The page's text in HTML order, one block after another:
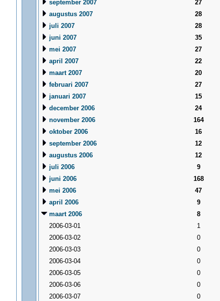
september 2007
27
augustus 2007
28
juli 2007
28
juni 2007
35
mei 2007
27
april 2007
22
maart 2007
20
februari 2007
27
januari 2007
15
december 2006
24
november 2006
164
oktober 2006
16
september 2006
12
augustus 2006
12
juli 2006
9
juni 2006
168
mei 2006
47
april 2006
9
maart 2006
8
2006-03-01
1
2006-03-02
0
2006-03-03
0
2006-03-04
0
2006-03-05
0
2006-03-06
0
2006-03-07
0